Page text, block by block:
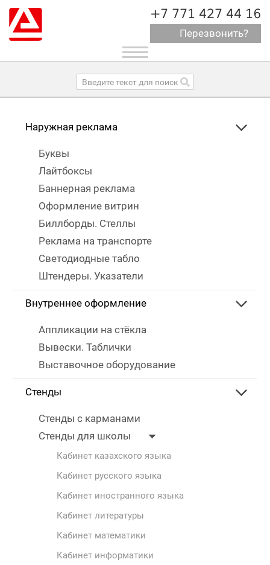
+7 771 427 44 16
Перезвонить?
Toggle
navigation
Наружная реклама
Буквы
Лайтбоксы
Баннерная реклама
Оформление витрин
Биллборды. Стеллы
Реклама на транспорте
Светодиодные табло
Штендеры. Указатели
Внутреннее оформление
Аппликации на стёкла
Вывески. Таблички
Выставочное оборудование
Стенды
Стенды с карманами
Стенды для школы
Кабинет казахского языка
Кабинет русского языка
Кабинет иностранного языка
Кабинет литературы
Кабинет математики
Кабинет информатики